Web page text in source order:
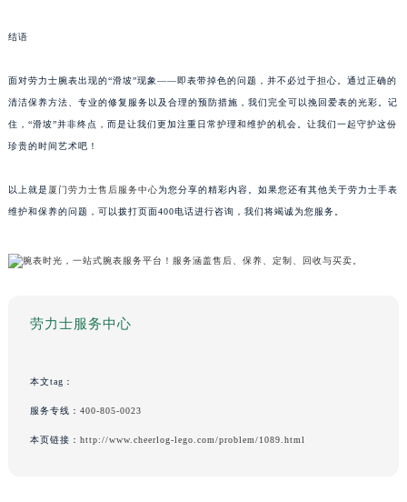
结语
面对劳力士腕表出现的“滑坡”现象——即表带掉色的问题，并不必过于担心。通过正确的
清洁保养方法、专业的修复服务以及合理的预防措施，我们完全可以挽回爱表的光彩。记
住，“滑坡”并非终点，而是让我们更加注重日常护理和维护的机会。让我们一起守护这份
珍贵的时间艺术吧！
以上就是 厦门劳力士售后服务中心为您分享的精彩内容。如果您还有其他关于劳力士手表
维护和保养的问题，可以拨打页面400电话进行咨询，我们将竭诚为您服务。
劳力士服务中心
本文tag：
服务专线： 400-805-0023
本页链接： http://www.cheerlog-lego.com/problem/1089.html